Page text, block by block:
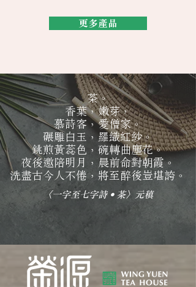
更多產品
茶。
香葉，嫩芽，
慕詩客，愛僧家。
碾雕白玉，羅織紅紗。
銚煎黃蕊色，碗轉曲塵花。
夜後邀陪明月，晨前命對朝霞。
洗盡古今人不倦，將至醉後豈堪誇。
〈一字至七字詩‧茶〉元稹